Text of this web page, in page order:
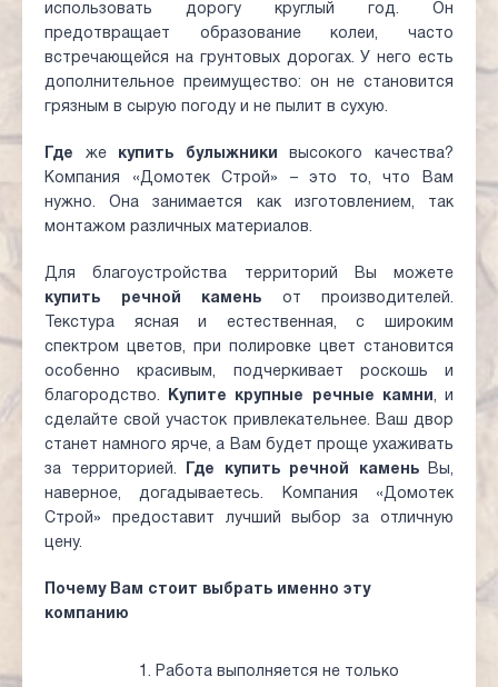
использовать дорогу круглый год. Он
предотвращает образование колеи, часто
встречающейся на грунтовых дорогах. У него есть
дополнительное преимущество: он не становится
грязным в сырую погоду и не пылит в сухую.
Где же купить булыжники высокого качества?
Компания «Домотек Строй» – это то, что Вам
нужно. Она занимается как изготовлением, так
монтажом различных материалов.
Для благоустройства территорий Вы можете
купить речной камень от производителей.
Текстура ясная и естественная, с широким
спектром цветов, при полировке цвет становится
особенно красивым, подчеркивает роскошь и
благородство.
Купите крупные речные камни, и
сделайте свой участок привлекательнее. Ваш двор
станет намного ярче, а Вам будет проще ухаживать
за территорией.
Где купить речной каменьВы,
наверное, догадываетесь. Компания «Домотек
Строй» предоставит лучший выбор за отличную
цену.
Почему Вам стоит выбрать именно эту
компанию
Работа выполняется не только